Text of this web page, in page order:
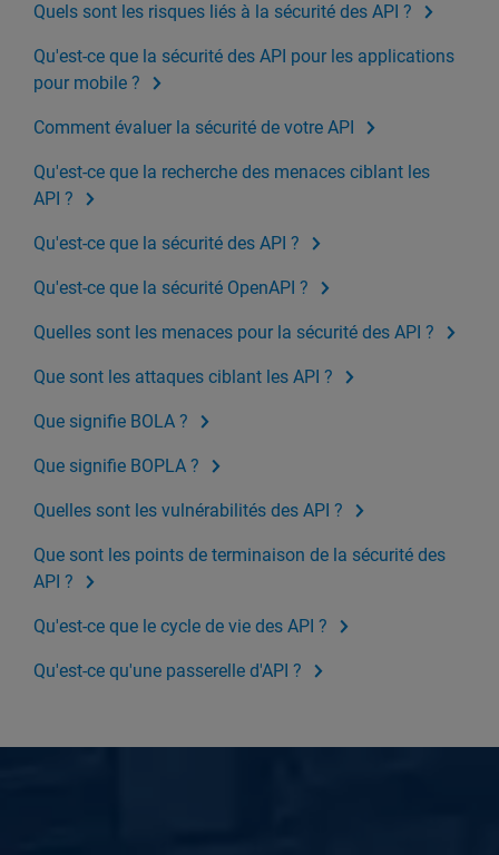
Quels sont les risques liés à la sécurité des API ?
Qu'est-ce que la sécurité des API pour les applications
pour mobile ?
Comment évaluer la sécurité de votre API
Qu'est-ce que la recherche des menaces ciblant les
API ?
Qu'est-ce que la sécurité des API ?
Qu'est-ce que la sécurité OpenAPI ?
Quelles sont les menaces pour la sécurité des API ?
Que sont les attaques ciblant les API ?
Que signifie BOLA ?
Que signifie BOPLA ?
Quelles sont les vulnérabilités des API ?
Que sont les points de terminaison de la sécurité des
API ?
Qu'est-ce que le cycle de vie des API ?
Qu'est-ce qu'une passerelle d'API ?